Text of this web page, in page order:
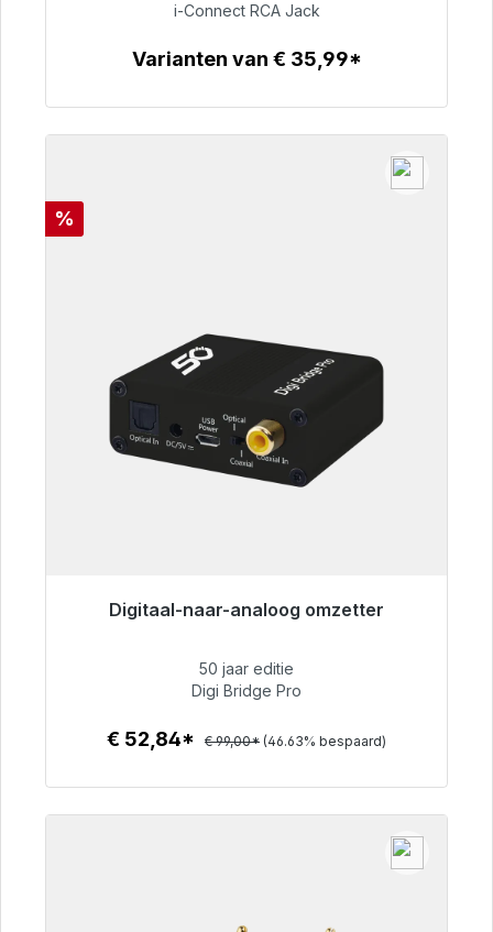
€ 51,99
i-Connect RCA Jack
Varianten van € 35,99*
Korting
%
Digitaal-naar-analoog omzetter
Klaar voor onmiddellijke verzending, levertijd
€ 52,84
50 jaar editie
Digi Bridge Pro
€ 52,84* € 99,00* (46.63% bespaard)